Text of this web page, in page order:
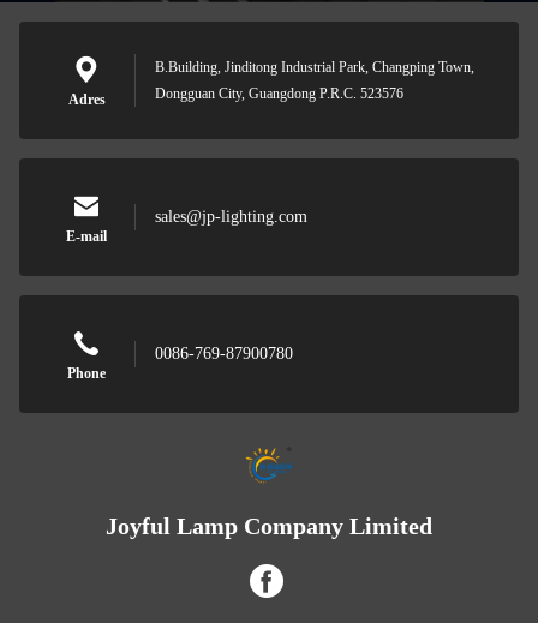
Adres
B.Building, Jinditong Industrial Park, Changping Town,
Dongguan City, Guangdong P.R.C. 523576
E-mail
sales@jp-lighting.com
Phone
0086-769-87900780
Joyful Lamp Company Limited